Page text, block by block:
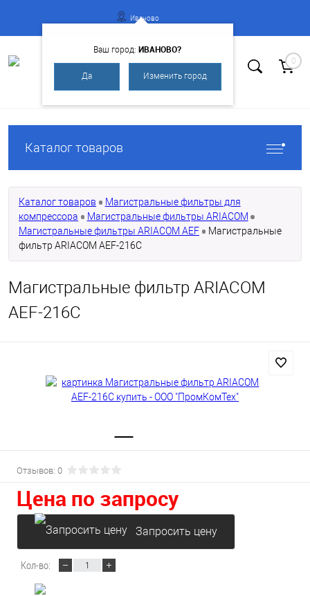
Регистрация
Иваново
Ваш город: ИВАНОВО?
Да Изменить город
0
Каталог товаров
Каталог товаров
Магистральные фильтры для
компрессора
Магистральные фильтры ARIACOM
Магистральные фильтры ARIACOM AEF
Магистральные
фильтр ARIACOM AEF-216C
Магистральные фильтр ARIACOM
AEF-216C
Отзывов: 0
Цена по запросу
Запросить цену
Кол-во: